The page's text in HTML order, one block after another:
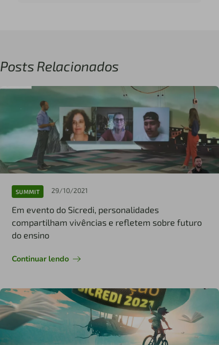
Posts Relacionados
SUMMIT 29/10/2021
Em evento do Sicredi, personalidades
compartilham vivências e refletem sobre futuro
do ensino
Continuar lendo